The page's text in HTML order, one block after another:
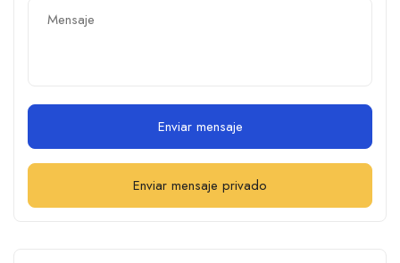
Enviar mensaje
Enviar mensaje privado